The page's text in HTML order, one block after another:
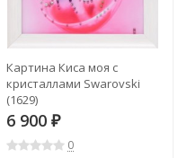
Картина Киса моя с
кристаллами Swarovski
(1629)
6 900 ₽
0